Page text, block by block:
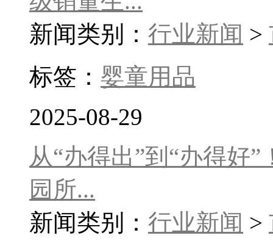
新闻类别： 行业新闻 >
标签： 婴童用品
2025-08-29
从“办得出”到“办得好
园所...
新闻类别： 行业新闻 >